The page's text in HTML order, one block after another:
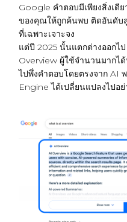
Google คำตอบมีเพียงสิ่งเดี
ของคุณให้ถูกค้นพบ ติดอันดับ
ที่เฉพาะเจาะจง
แต่ปี 2025 นั้นแตกต่างออกไ
Overview ผู้ใช้จำนวนมากไ
ไปพึ่งคำตอบโดยตรงจาก AI
Engine ได้เปลี่ยนแปลงไปอย่